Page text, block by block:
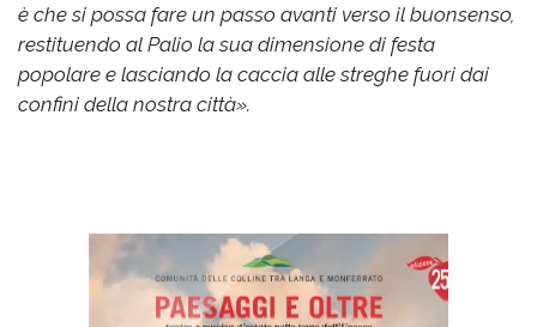
è che si possa fare un passo avanti verso il buonsenso,
restituendo al Palio la sua dimensione di festa
popolare e lasciando la caccia alle streghe fuori dai
confini della nostra città».